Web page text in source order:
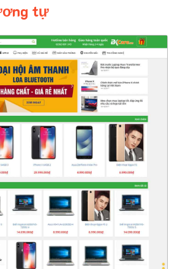
tự
4327
CHI TIẾT